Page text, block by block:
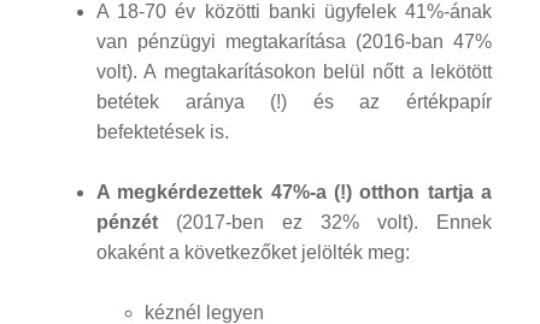
A 18-70 év közötti banki ügyfelek 41%-ának
van pénzügyi megtakarítása (2016-ban 47%
volt). A megtakarításokon belül nőtt a lekötött
betétek aránya (!) és az értékpapír
befektetések is.
A megkérdezettek 47%-a (!) otthon tartja a
pénzét (2017-ben ez 32% volt). Ennek
okaként a következőket jelölték meg:
kéznél legyen